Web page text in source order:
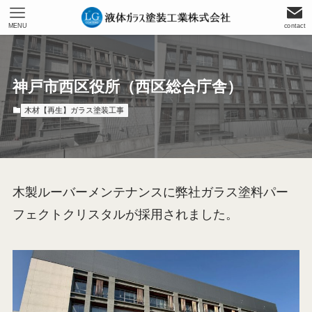
contact
MENU
神戸市西区役所（西区総合庁舎）
木材【再生】ガラス塗装工事
木製ルーバーメンテナンスに弊社ガラス塗料パー
フェクトクリスタルが採用されました。